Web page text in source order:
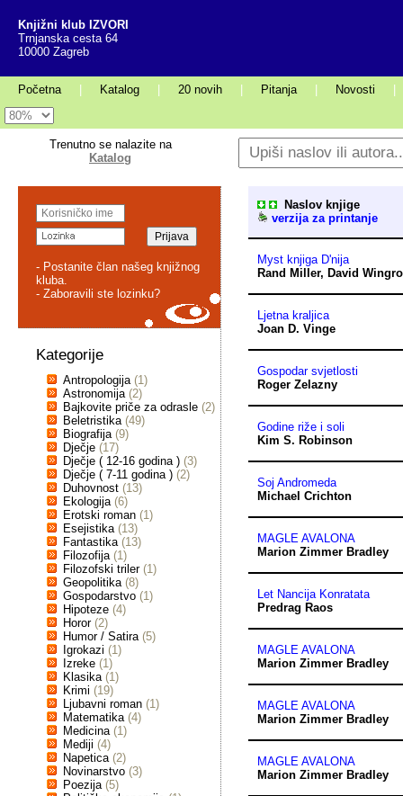
Knjižni klub IZVORI
Trnjanska cesta 64
10000 Zagreb
Početna Katalog 20 novih Pitanja Novosti
Trenutno se nalazite na
Katalog
- Postanite član našeg knjižnog
kluba.
- Zaboravili ste lozinku?
Kategorije
Antropologija (1)
Astronomija (2)
Bajkovite priče za odrasle (2)
Beletristika (49)
Biografija (9)
Dječje (17)
Dječje ( 12-16 godina ) (3)
Dječje ( 7-11 godina ) (2)
Duhovnost (13)
Ekologija (6)
Erotski roman (1)
Esejistika (13)
Fantastika (13)
Filozofija (1)
Filozofski triler (1)
Geopolitika (8)
Gospodarstvo (1)
Hipoteze (4)
Horor (2)
Humor / Satira (5)
Igrokazi (1)
Izreke (1)
Klasika (1)
Krimi (19)
Ljubavni roman (1)
Matematika (4)
Medicina (1)
Mediji (4)
Napetica (2)
Novinarstvo (3)
Poezija (5)
Naslov knjige
verzija za printanje
Myst knjiga D'nija
Rand Miller, David
Ljetna kraljica
Joan D. Vinge
Gospodar svjetlosti
Roger Zelazny
Godine riže i soli
Kim S. Robinson
Soj Andromeda
Michael Crichton
MAGLE AVALONA
Marion Zimmer Bradley
Let Nancija Konratata
Predrag Raos
MAGLE AVALONA
Marion Zimmer Bradley
MAGLE AVALONA
Marion Zimmer Bradley
MAGLE AVALONA
Marion Zimmer Bradley